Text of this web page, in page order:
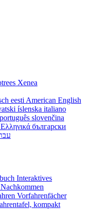
Xenea
eesti American English
íslenska italiano
português slovenčina
Ελληνικά български
Interaktives
Nachkommen
Vorfahrenfächer
kompakt